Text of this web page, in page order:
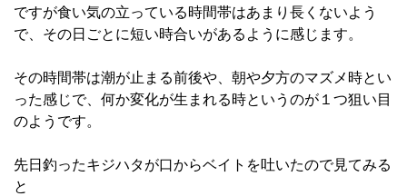
ですが食い気の立っている時間帯はあまり長くないよう
で、その日ごとに短い時合いがあるように感じます。
その時間帯は潮が止まる前後や、朝や夕方のマズメ時とい
った感じで、何か変化が生まれる時というのが１つ狙い目
のようです。
先日釣ったキジハタが口からベイトを吐いたので見てみる
と